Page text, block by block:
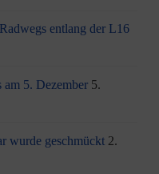
entlang der L16
am 5. Dezember 5.
wurde geschmückt 2.